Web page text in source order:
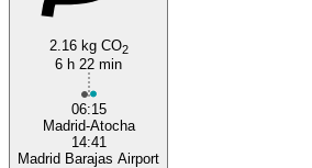
2.16 kg CO2
6 h 22 min
06:15
Madrid-Atocha
14:41
Madrid Barajas Airport